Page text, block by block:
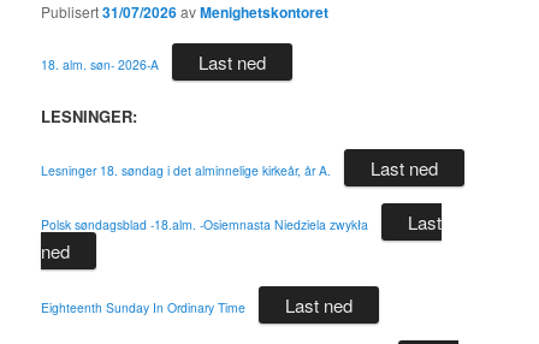
Publisert31/07/2026avMenighetskontoret
18. alm. søn- 2026-A Last ned
LESNINGER:
Lesninger 18. søndag i det alminnelige kirkeår, år A. Last ned
Polsk søndagsblad -18.alm. -Osiemnasta Niedziela zwykła
Last
ned
Eighteenth Sunday In Ordinary Time Last ned